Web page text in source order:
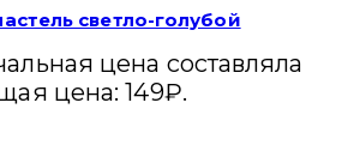
светло-голубой
цена составляла
цена: 149₽.